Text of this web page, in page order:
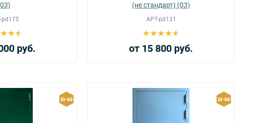
pd175
руб.
(не стандарт) (03)
АРТ-pd131
от 15 800 руб.